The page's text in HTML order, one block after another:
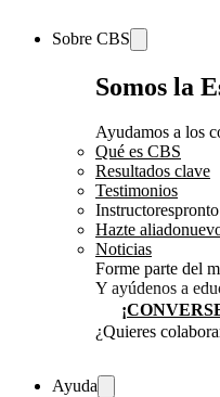
Sobre CBS
Somos la
Ayudamos a los
Qué es CBS
Resultados clave
Testimonios
Instructorespronto
Hazte aliado
Noticias
Forme parte del
Y ayúdenos a
¿Quieres
Ayuda